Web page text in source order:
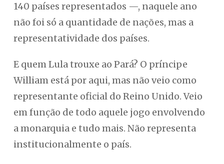
140 países representados —, naquele ano
não foi só a quantidade de nações, mas a
representatividade dos países.
E quem Lula trouxe ao Pará? O príncipe
William está por aqui, mas não veio como
representante oficial do Reino Unido. Veio
em função de todo aquele jogo envolvendo
a monarquia e tudo mais. Não representa
institucionalmente o país.